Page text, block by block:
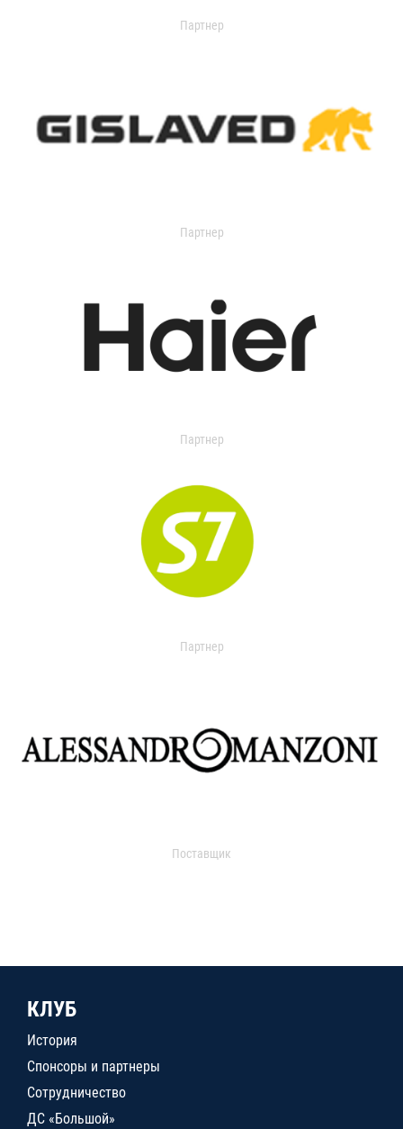
Партнер
Партнер
Партнер
Партнер
Поставщик
КЛУБ
История
Спонсоры и партнеры
Сотрудничество
ДС «Большой»